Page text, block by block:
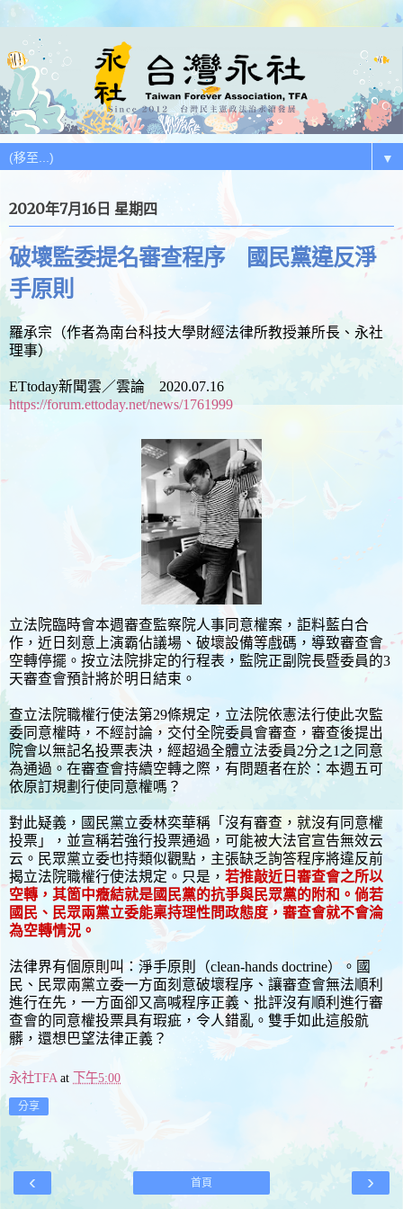
▼
2020年7月16日 星期四
破壞監委提名審查程序 國民黨違反淨
手原則
羅承宗（作者為南台科技大學財經法律所教授兼所長、永社
理事）
ETtoday新聞雲／雲論 2020.07.16
https://forum.ettoday.net/news/1761999
立法院臨時會本週審查監察院人事同意權案，詎料藍白合
作，近日刻意上演霸佔議場、破壞設備等戲碼，導致審查會
空轉停擺。按立法院排定的行程表，監院正副院長暨委員的3
天審查會預計將於明日結束。
查立法院職權行使法第29條規定，立法院依憲法行使此次監
委同意權時，不經討論，交付全院委員會審查，審查後提出
院會以無記名投票表決，經超過全體立法委員2分之1之同意
為通過。在審查會持續空轉之際，有問題者在於：本週五可
依原訂規劃行使同意權嗎？
對此疑義，國民黨立委林奕華稱「沒有審查，就沒有同意權
投票」，並宣稱若強行投票通過，可能被大法官宣告無效云
云。民眾黨立委也持類似觀點，主張缺乏詢答程序將違反前
揭立法院職權行使法規定。只是， 若推敲近日審查會之所以
空轉，其箇中癥結就是國民黨的抗爭與民眾黨的附和。倘若
國民、民眾兩黨立委能稟持理性問政態度，審查會就不會淪
為空轉情況。
法律界有個原則叫：淨手原則（clean-hands doctrine）。國
民、民眾兩黨立委一方面刻意破壞程序、讓審查會無法順利
進行在先，一方面卻又高喊程序正義、批評沒有順利進行審
查會的同意權投票具有瑕疵，令人錯亂。雙手如此這般骯
髒，還想巴望法律正義？
永社TFA at 下午5:00
分享
‹ ›
首頁